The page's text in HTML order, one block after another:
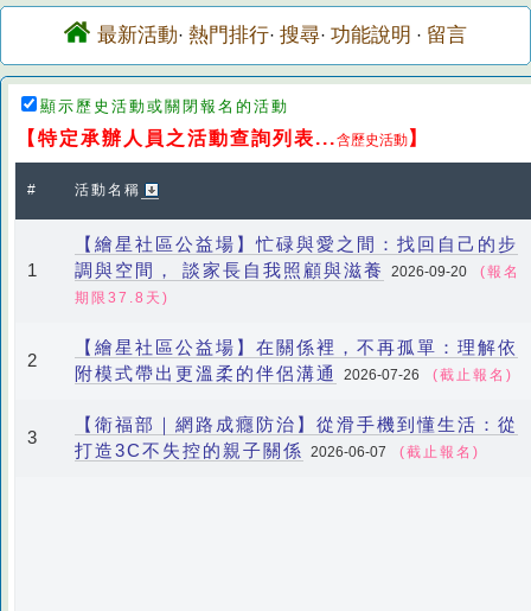
最新活動· 熱門排行· 搜尋· 功能說明 · 留言
顯示歷史活動或關閉報名的活動
【特定承辦人員之活動查詢列表...含歷史活動 】
# 活動名稱
1
【繪星社區公益場】忙碌與愛之間：找回自己的步
調與空間， 談家長自我照顧與滋養
2026-09-20
(報名
期限37.8天)
2
【繪星社區公益場】在關係裡，不再孤單：理解依
附模式帶出更溫柔的伴侶溝通
2026-07-26 (截止報名)
3
【衛福部｜網路成癮防治】從滑手機到懂生活：從
打造3C不失控的親子關係 2026-06-07 (截止報名)